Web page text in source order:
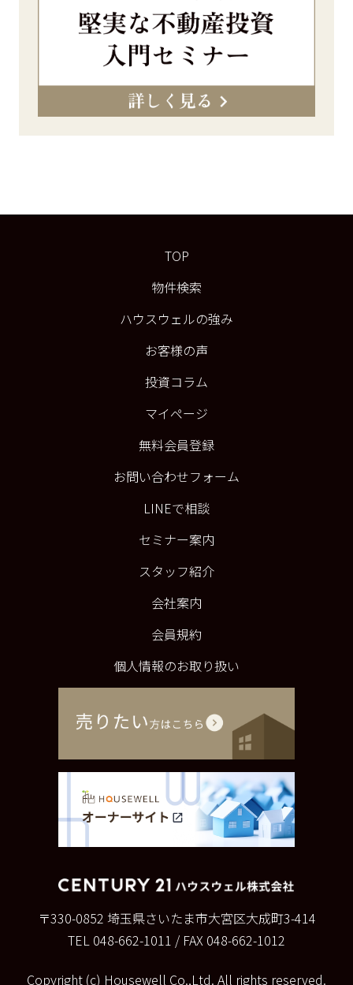
TOP
物件検索
ハウスウェルの強み
お客様の声
投資コラム
マイページ
無料会員登録
お問い合わせフォーム
LINEで相談
セミナー案内
スタッフ紹介
会社案内
会員規約
個人情報のお取り扱い
〒330-0852 埼玉県さいたま市大宮区大成町3-414
TEL 048-662-1011 / FAX 048-662-1012
Copyright (c) Housewell Co.,Ltd. All rights reserved.